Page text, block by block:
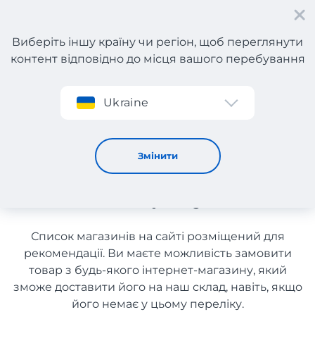
Реєстрація
Виберіть іншу країну чи регіон, щоб переглянути
контент відповідно до місця вашого перебування
Ukraine
Змінити
Шини, диски з Великобританії з доставкою в Україну
Шини, диски з
Великобританії з доставкою
Список магазинів на сайті розміщений для
рекомендації. Ви маєте можливість замовити
товар з будь-якого інтернет-магазину, який
зможе доставити його на наш склад, навіть, якщо
його немає у цьому переліку.